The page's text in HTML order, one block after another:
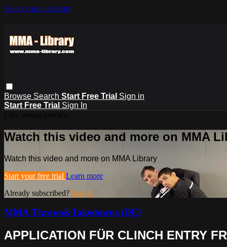
Skip to main content
Browse Search Start Free Trial Sign in
Start Free Trial Sign In
Watch this video and more on MMA
Watch this video and more on MMA Library
Start your free trial Learn more
Already subscribed? Sign in
MMA Throws&Takedowns (DE)
APPLICATION FÜR CLINCH ENTRY